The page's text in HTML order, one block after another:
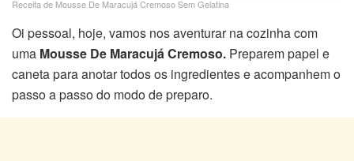
Receita de Mousse De Maracujá Cremoso Sem Gelatina
Oi pessoal, hoje, vamos nos aventurar na cozinha com
uma Mousse De Maracujá Cremoso. Preparem papel e
caneta para anotar todos os ingredientes e acompanhem o
passo a passo do modo de preparo.